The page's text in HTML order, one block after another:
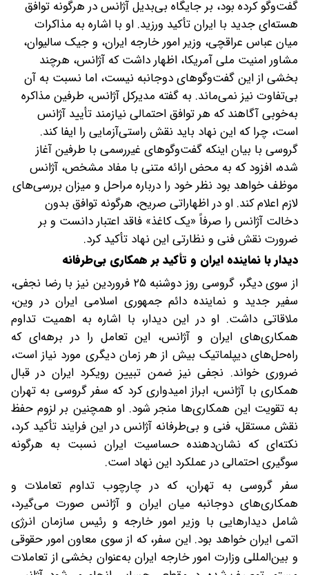
گفت‌وگو کرده بود، بر جایگاه بی‌بدیل آژانس در هرگونه توافق
هسته‌ای جدید با ایران تأکید ورزید. او با اشاره به مذاکرات
میان عباس عراقچی، وزیر امور خارجه ایران، و جیک سالیوان،
مشاور امنیت ملی آمریکا، اظهار داشت که آژانس، هرچند
بخشی از این گفت‌وگوهای دوجانبه نیست، اما نسبت به آن
بی‌تفاوت نیز نمی‌ماند. به گفته مدیرکل آژانس، طرفین مذاکره
به‌خوبی آگاهند که هر توافق احتمالی نیازمند تأیید آژانس
است، چرا که این نهاد باید نقش راستی‌آزمایی را ایفا کند.
گروسی با بیان اینکه گفت‌وگوهای غیررسمی با طرفین آغاز
شده، افزود که به محض ارائه متنی با مفاد مشخص، آژانس
موظف خواهد بود نظر خود را درباره مراحل و میزان بررسی‌های
لازم اعلام کند. او در اظهاراتی صریح، هرگونه توافق بدون
دخالت آژانس را صرفاً «یک کاغذ» فاقد اعتبار دانست و بر
ضرورت نقش فنی و نظارتی این نهاد تأکید کرد.
دیدار با نماینده ایران و تأکید بر همکاری بی‌طرفانه
از سوی دیگر، گروسی روز دوشنبه ۲۵ فروردین نیز با رضا نجفی،
سفیر جدید و نماینده دائم جمهوری اسلامی ایران در وین،
ملاقاتی داشت. او در این دیدار، با اشاره به اهمیت تداوم
همکاری‌های ایران و آژانس، این تعامل را در برهه‌ای که
راه‌حل‌های دیپلماتیک بیش از هر زمان دیگری مورد نیاز است،
ضروری خواند. نجفی نیز ضمن تبیین رویکرد ایران در قبال
همکاری با آژانس، ابراز امیدواری کرد که سفر گروسی به تهران
به تقویت این همکاری‌ها منجر شود. او همچنین بر لزوم حفظ
نقش مستقل، فنی و بی‌طرفانه آژانس در این فرایند تأکید کرد،
نکته‌ای که نشان‌دهنده حساسیت ایران نسبت به هرگونه
سوگیری احتمالی در عملکرد این نهاد است.
سفر گروسی به تهران، که در چارچوب تداوم تعاملات و
همکاری‌های دوجانبه میان ایران و آژانس صورت می‌گیرد،
شامل دیدارهایی با وزیر امور خارجه و رئیس سازمان انرژی
اتمی ایران خواهد بود. این سفر، که از سوی معاون امور حقوقی
و بین‌المللی وزارت امور خارجه ایران به‌عنوان بخشی از تعاملات